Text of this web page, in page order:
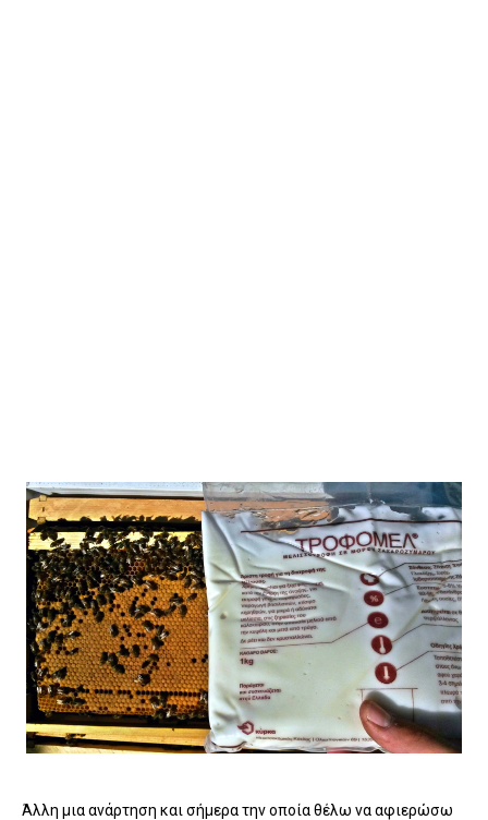
Άλλη μια ανάρτηση και σήμερα την οποία θέλω να αφιερώσω